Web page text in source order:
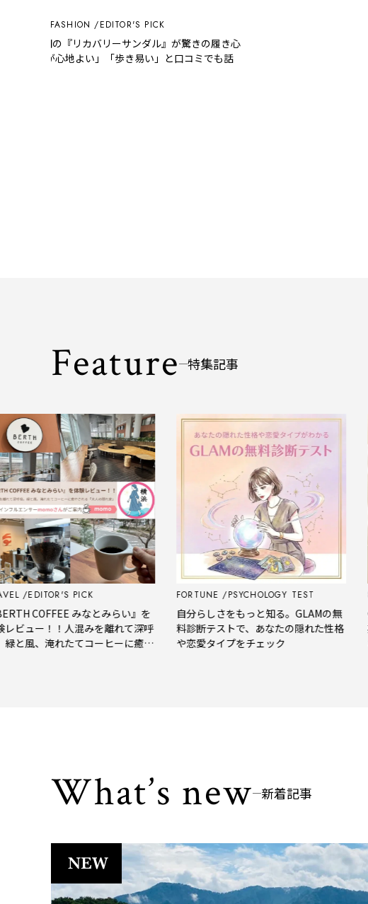
FASHION EDITOR'S PICK
ズ】980円の『リカバリーサンダル』が驚きの履き心
ィット感が心地よい」「歩き易い」と口コミでも話
Feature 特集記事
PICK
みなとみらい』を
！人混みを離れて深呼
れたてコーヒーに癒や
PSYCHOLOGY TEST
自分らしさをもっと知る。GLAMの無
料診断テストで、あなたの隠れた性格
や恋愛タイプをチェック
GLAM
期 美容賢
だ、
What’s new 新着記事